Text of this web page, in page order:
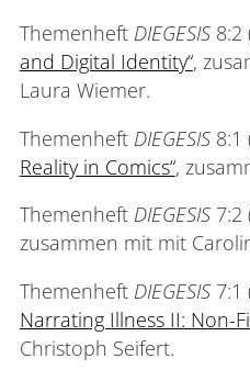
Themenheft DIEGESIS 8:2
and Digital Identity“,
Laura Wiemer.
Themenheft DIEGESIS 8:1
Reality in Comics“,
Themenheft DIEGESIS7:2
zusammen mit mit
Themenheft DIEGESIS7:1
Narrating Illness II: Non-
Christoph Seifert.